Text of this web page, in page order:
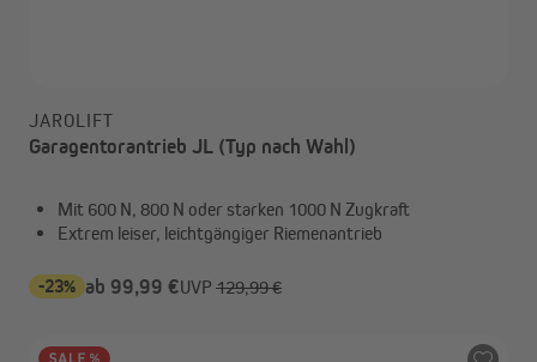
JAROLIFT
Garagentorantrieb JL (Typ nach Wahl)
Mit 600 N, 800 N oder starken 1000 N Zugkraft
Extrem leiser, leichtgängiger Riemenantrieb
-23% ab 99,99 €UVP 129,99 €